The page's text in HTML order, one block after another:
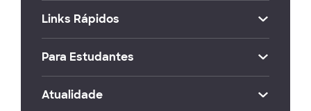
Links Rápidos
Para Estudantes
Atualidade